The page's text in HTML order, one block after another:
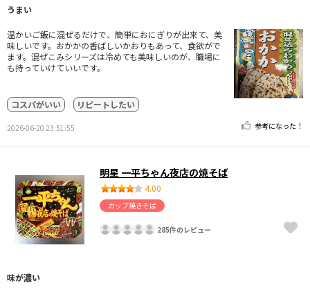
うまい
温かいご飯に混ぜるだけで、簡単におにぎりが出来て、美
味しいです。おかかの香ばしいかおりもあって、食欲がで
ます。混ぜこみシリーズは冷めても美味しいのが、職場に
も持っていけていいです。
コスパがいい リピートしたい
2026-06-20 23:51:55 参考になった！
明星 一平ちゃん夜店の焼そば
4.00
カップ焼きそば
285件のレビュー
味が濃い